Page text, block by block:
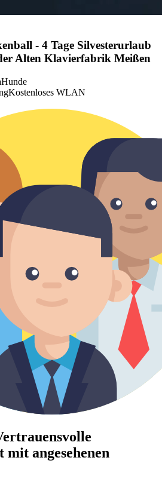
- 4 Tage Silvesterurlaub
Alten Klavierfabrik Meißen
Hunde
Kostenloses WLAN
angesehenen